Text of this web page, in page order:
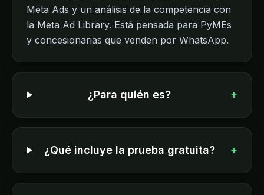
Meta Ads y un análisis de la competencia con
la Meta Ad Library. Está pensada para PyMEs
y concesionarias que venden por WhatsApp.
¿Para quién es? +
¿Qué incluye la prueba gratuita? +